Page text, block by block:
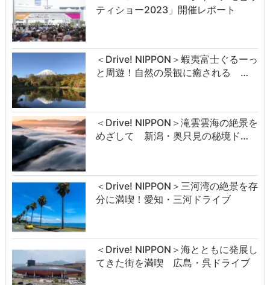
ティショー2023」開催レポート
＜Drive! NIPPON＞蝦夷富士ぐるーっ
と周遊！自然の景観に癒される …
＜Drive! NIPPON＞滝雲雲海の絶景を
めざして 新潟・奥只見の秘境ド…
＜Drive! NIPPON＞三河湾の絶景を存
分に満喫！愛知・三河ドライブ
＜Drive! NIPPON＞海とともに発展し
てきた街を満喫 広島・呉ドライブ